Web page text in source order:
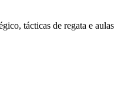
tácticas de regata e aulas